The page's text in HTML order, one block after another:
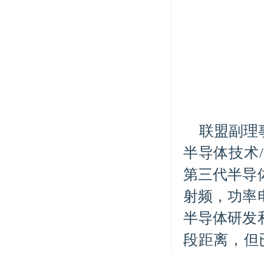
联盟副理
半导体技术
第三代半导
射频，功率
半导体研发
段距离，但